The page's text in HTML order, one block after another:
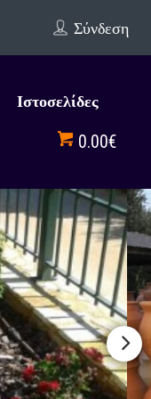
Σύνδεση
Ιστοσελίδες
0.00€